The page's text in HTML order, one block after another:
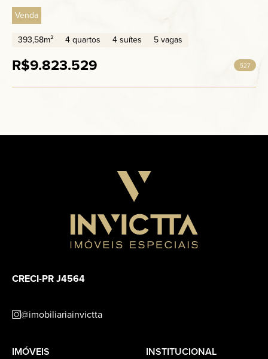
Venda
393,58m²
4 quartos 4 suítes 5 vagas
R$9.823.529 527
CRECI-PR J4564
@imobiliariainvictta
IMÓVEIS INSTITUCIONAL